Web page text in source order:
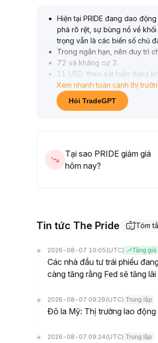
Hiện tại PRIDE đang dao
phá rõ rệt, sự bùng nổ về
trọng vẫn là các biến số chủ
Trong ngắn hạn, nên duy trì
72 và kháng cự 2.
11 USD, theo sát biến động
Nếu toàn bộ thị trường tiền
qua đường trên; nếu niềm tin
chiều kỹ thuật gây điều chỉnh
Xem nhanh toàn cảnh thị
Hỏi TradeGPT
Tại sao PRIDE giảm giá
hôm nay?
Tin tức The Pride Tóm
2026-08-07 10:05 (UTC) Tăng giá
Các nhà đầu tư trái phiếu
càng tăng rằng Fed sẽ tăng
2026-08-07 09:29 (UTC) Trung lập
Đô la Mỹ: Thị trường lao
2026-08-07 09:24 (UTC) Trung lập